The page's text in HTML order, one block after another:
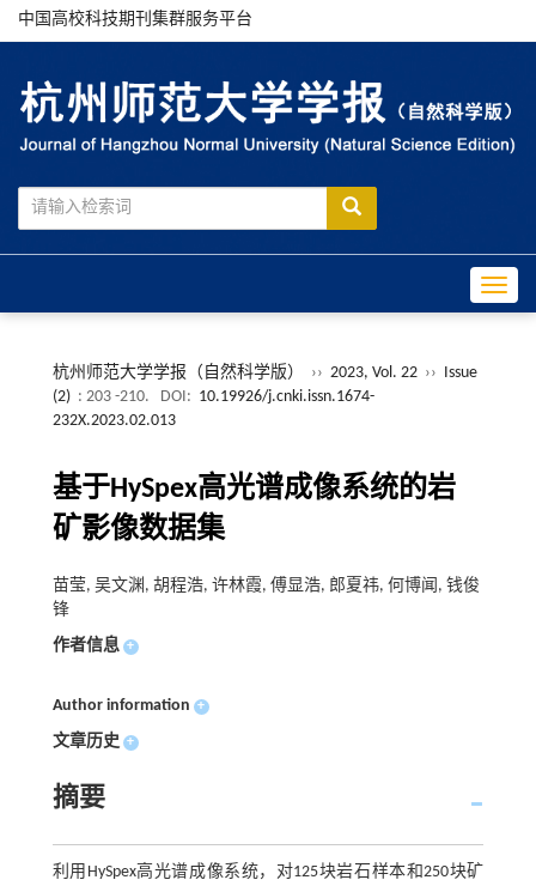
中国高校科技期刊集群服务平台
杭州师范大学学报（自然科学版） ›› 2023, Vol. 22 ›› Issue
(2) : 203 -210. DOI: 10.19926/j.cnki.issn.1674-
232X.2023.02.013
基于HySpex高光谱成像系统的岩
矿影像数据集
苗莹, 吴文渊, 胡程浩, 许林霞, 傅显浩, 郎夏祎, 何博闻, 钱俊
锋
作者信息 +
Author information +
文章历史 +
摘要
利用HySpex高光谱成像系统，对125块岩石样本和250块矿